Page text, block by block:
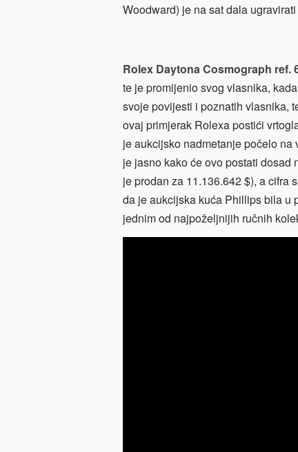
Woodward) je na sat dala
Rolex Daytona Cosmograph ref.
te je promijenio svog vlasnika,
svoje povijesti i poznatih vlasnika,
ovaj primjerak Rolexa postići
je aukcijsko nadmetanje počelo
je jasno kako će ovo postati
je prodan za 11.136.642 $), a cifra
da je aukcijska kuća Phillips bila u
jednim od najpoželjnijih ručnih